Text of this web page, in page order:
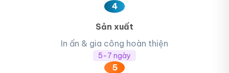
4
Sản xuất
In ấn & gia công hoàn thiện
5-7 ngày
5